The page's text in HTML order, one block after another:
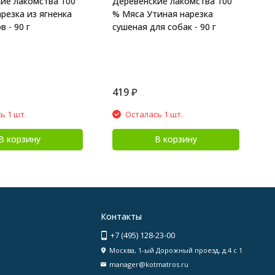
из ягненка
- 90 г
1 шт.
корзину
% Мяса Утиная нарезка
сушеная для собак - 90 г
419₽
Осталась 1 шт.
В корзину
Контакты
+7 (495) 128-23-00
Москва, 1-ый Дорожный проезд, д.4 с 1
manager@kotmatros.ru